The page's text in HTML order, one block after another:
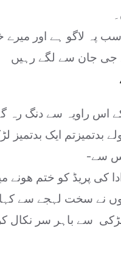
پہ لاگو ہے اور
کے اس راویہ سے دنگ رہ
بدتمیزتم ایک بدتمیز
سے-
کو ختم ھونے میں 15منٹ باقی
نے سخت لہجے سے کہا
سے باہر سر نکال کر